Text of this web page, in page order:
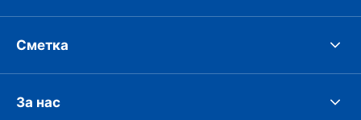
Сметка
За нас